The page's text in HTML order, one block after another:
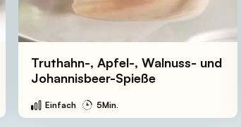
Truthahn-, Apfel-, Walnuss- und
Johannisbeer-Spieße
Einfach 5Min.